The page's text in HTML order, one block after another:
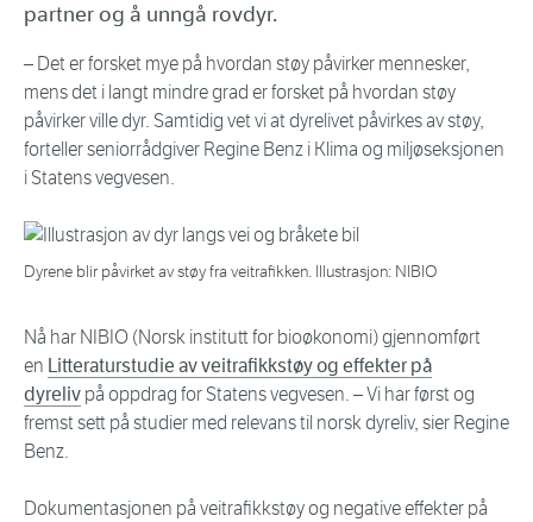
partner og å unngå rovdyr.
– Det er forsket mye på hvordan støy påvirker mennesker,
mens det i langt mindre grad er forsket på hvordan støy
påvirker ville dyr. Samtidig vet vi at dyrelivet påvirkes av støy,
forteller seniorrådgiver Regine Benz i Klima og miljøseksjonen
i Statens vegvesen.
Dyrene blir påvirket av støy fra veitrafikken. Illustrasjon: NIBIO
Nå har NIBIO (Norsk institutt for bioøkonomi) gjennomført
en Litteraturstudie av veitrafikkstøy og effekter på
dyreliv på oppdrag for Statens vegvesen. – Vi har først og
fremst sett på studier med relevans til norsk dyreliv, sier Regine
Benz.
Dokumentasjonen på veitrafikkstøy og negative effekter på